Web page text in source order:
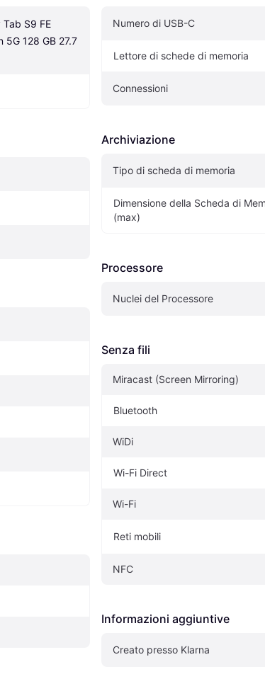
Tab S9 FE
5G 128 GB 27.7
Numero di USB-C
Lettore di schede di memoria
Connessioni
Archiviazione
Tipo di scheda di memoria
Dimensione della Scheda di
(max)
Processore
Nuclei del Processore
Senza fili
Miracast (Screen Mirroring)
Bluetooth
WiDi
Wi-Fi Direct
Wi-Fi
Reti mobili
NFC
Informazioni aggiuntive
Creato presso Klarna